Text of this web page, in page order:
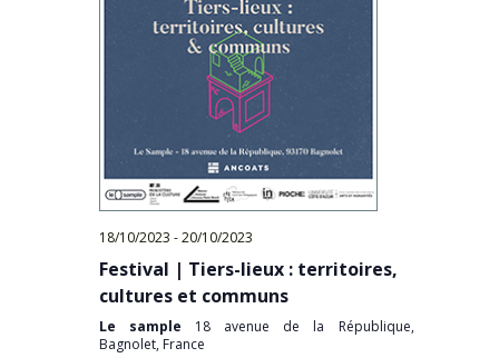
18/10/2023 -20/10/2023
Festival | Tiers-lieux : territoires,
cultures et communs
Le sample 18 avenue de la République,
Bagnolet, France